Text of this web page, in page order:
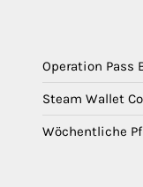
Operation Pass
Steam Wallet
Wöchentliche